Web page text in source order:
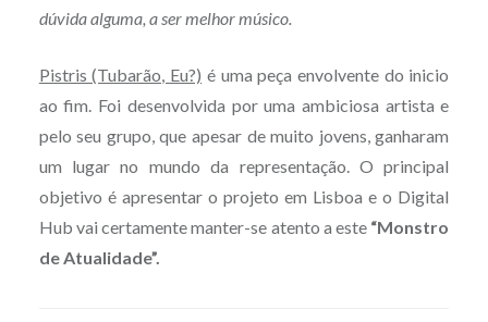
dúvida alguma, a ser melhor músico.
Pistris (Tubarão, Eu?) é uma peça envolvente do inicio
ao fim. Foi desenvolvida por uma ambiciosa artista e
pelo seu grupo, que apesar de muito jovens, ganharam
um lugar no mundo da representação. O principal
objetivo é apresentar o projeto em Lisboa e o Digital
Hub vai certamente manter-se atento a este “Monstro
de Atualidade”.